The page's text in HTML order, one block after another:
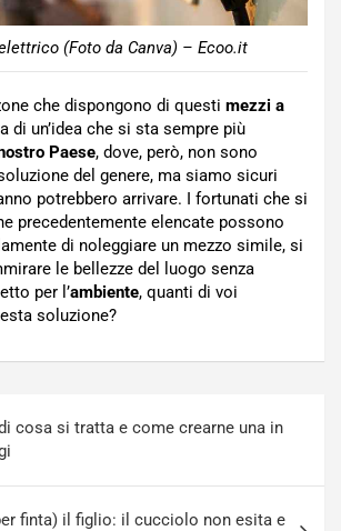
(Foto da Canva) – Ecoo.it
che dispongono di questi mezzi a
di un’idea che si sta sempre più
Paese, dove, però, non sono
del genere, ma siamo sicuri
potrebbero arrivare. I fortunati che si
precedentemente elencate possono
di noleggiare un mezzo simile, si
le bellezze del luogo senza
per l’ambiente, quanti di voi
soluzione?
cosa si tratta e come crearne una in
finta) il figlio: il cucciolo non esita e